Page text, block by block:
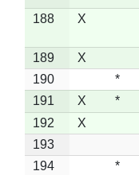
188 X
189 X
190
*
191
X *
192
X
193
194
*